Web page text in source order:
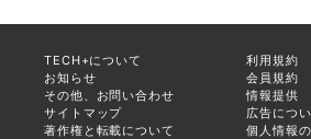
TECH+について
利用規約
お知らせ
会員規約
その他、お問い合わせ
情報提供
サイトマップ
広告につ
著作権と転載について
個人情報